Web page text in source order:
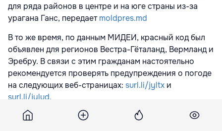
для ряда районов в центре и на юге страны из-за
урагана Ганс, передаетmoldpres.md
В то же время, по данным MИДЕИ, красный код был
объявлен для регионов Вестра-Гёталанд, Вермланд и
Эребру. В связи с этим гражданам настоятельно
рекомендуется проверять предупреждения о погоде
на следующих веб-страницах: surl.li/jyltx и
surl.li/jylud.
Также в случае возникновения чрезвычайных